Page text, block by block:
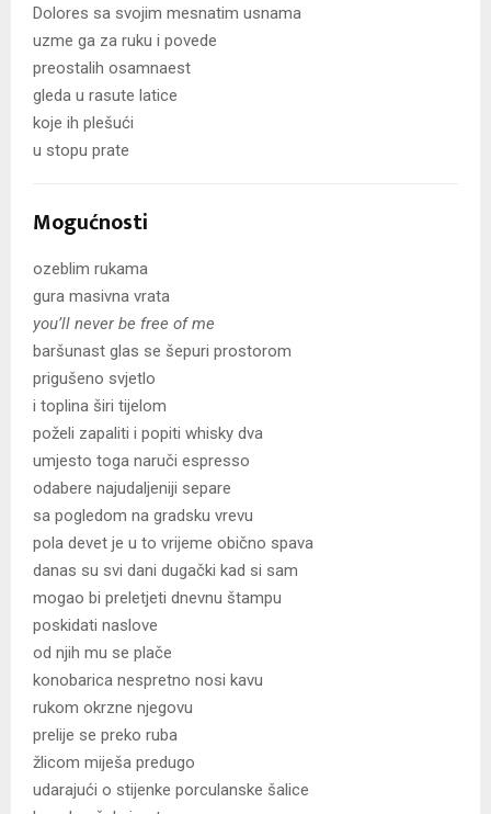
Dolores sa svojim mesnatim usnama
uzme ga za ruku i povede
preostalih osamnaest
gleda u rasute latice
koje ih plešući
u stopu prate
Mogućnosti
ozeblim rukama
gura masivna vrata
you’ll never be free of me
baršunast glas se šepuri prostorom
prigušeno svjetlo
i toplina širi tijelom
poželi zapaliti i popiti whisky dva
umjesto toga naruči espresso
odabere najudaljeniji separe
sa pogledom na gradsku vrevu
pola devet je u to vrijeme obično spava
danas su svi dani dugački kad si sam
mogao bi preletjeti dnevnu štampu
poskidati naslove
od njih mu se plače
konobarica nespretno nosi kavu
rukom okrzne njegovu
prelije se preko ruba
žlicom miješa predugo
udarajući o stijenke porculanske šalice